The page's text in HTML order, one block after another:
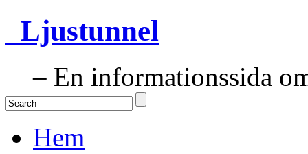
Ljustunnel
– En informationssida
Hem